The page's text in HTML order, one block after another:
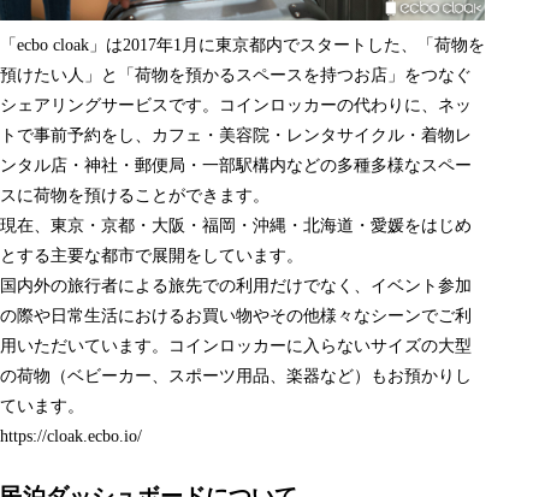
「 ecbo cloak 」は2017年1月に東京都内でスタートした、「荷物を
預けたい人」と「荷物を預かるスペースを持つお店」をつなぐ
シェアリングサービスです。コインロッカーの代わりに、ネッ
トで事前予約をし、カフェ・美容院・レンタサイクル・着物レ
ンタル店・神社・郵便局・一部駅構内などの多種多様なスペー
スに荷物を預けることができます。
現在、東京・京都・大阪・福岡・沖縄・北海道・愛媛をはじめ
とする主要な都市で展開をしています。
国内外の旅行者による旅先での利用だけでなく、イベント参加
の際や日常生活におけるお買い物やその他様々なシーンでご利
用いただいています。コインロッカーに入らないサイズの大型
の荷物（ベビーカー、スポーツ用品、楽器など）もお預かりし
ています。
https://cloak.ecbo.io/